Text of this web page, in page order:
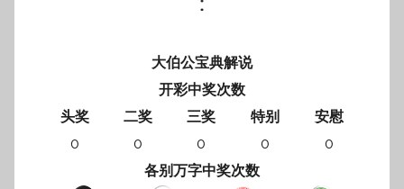
大伯公宝典解说
开彩中奖次数
头奖
二奖 三奖 特别
安慰
0
0 0 0
0
各别万字中奖次数